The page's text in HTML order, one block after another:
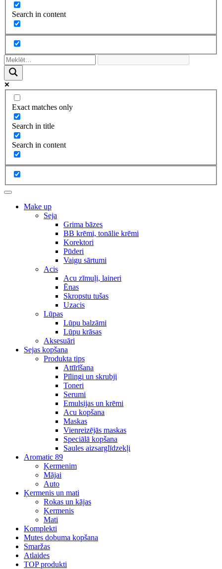
Search in content
Exact matches only
Search in title
Search in content
Make up
Seja
Grima bāzes
BB krēmi, tonālie krēmi
Korektori
Pūderi
Vaigu sārtumi
Acis
Acu zīmuļi, laineri
Ēnas
Skropstu tušas
Uzacis
Lūpas
Lūpu balzāmi
Lūpu krāsas
Aksesuāri
Sejas kopšana
Produkta tips
Attīrīšana
Pīlingi un skrubji
Toneri
Serumi
Emulsijas un krēmi
Acu kopšana
Maskas
Vienreizējās maskas
Speciālā kopšana
Saules aizsarglīdzekļi
Aromatic 89
Ķermenim
Mājai
Auto
Ķermenis un mati
Rokas un kājas
Ķermenis
Mati
Komplekti
Mutes dobuma kopšana
Smaržas
Atlaides
TOP produkti